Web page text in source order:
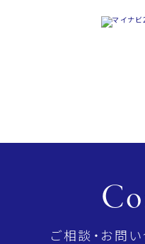
ご相談・お問